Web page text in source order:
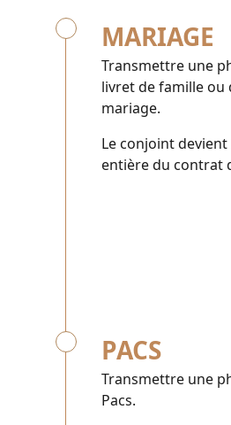
MARIAGE
Transmettre une
livret de famille ou
mariage.
Le conjoint
entière du contrat
PACS
Transmettre une
Pacs.